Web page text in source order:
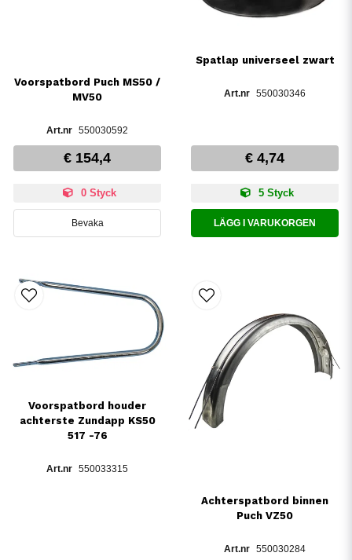
Voorspatbord Puch MS50 /
MV50
550030592
€ 154,4
0 Styck
Bevaka
Spatlap universeel zwart
550030346
€ 4,74
5 Styck
LÄGG I VARUKORGEN
Voorspatbord houder
achterste Zundapp KS50
517 -76
550033315
Achterspatbord binnen
Puch VZ50
550030284